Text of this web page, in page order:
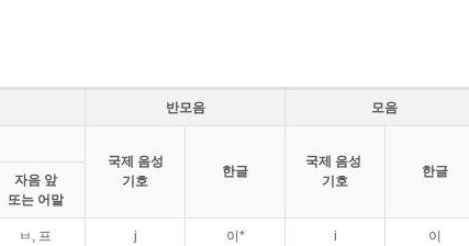
반모음 모음
국제 음성
기호
한글
국제 음성
기호
한글
자음 앞
또는 어말
ㅂ, 프 j 이* i 이